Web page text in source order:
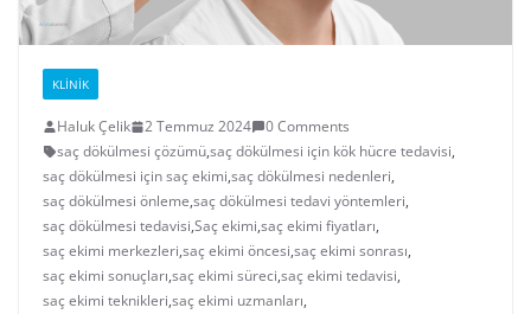
KLINIK
Haluk Çelik 2 Temmuz 2024
0 Comments
saç dökülmesi çözümü,saç dökülmesi için kök hücre tedavisi,
saç dökülmesi için saç ekimi,saç dökülmesi nedenleri,
saç dökülmesi önleme,saç dökülmesi tedavi yöntemleri,
saç dökülmesi tedavisi,Saç ekimi,saç ekimi fiyatları,
saç ekimi merkezleri,saç ekimi öncesi,saç ekimi sonrası,
saç ekimi sonuçları,saç ekimi süreci,saç ekimi tedavisi,
saç ekimi teknikleri,saç ekimi uzmanları,